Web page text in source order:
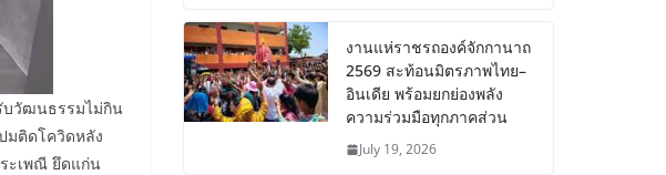
บวัฒนธรรมไม่กิน
มติดโควิดหลัง
ะเพณี ยึดแก่น
งานแห่ราชรถองค์จักกานาถ
2569 สะท้อนมิตรภาพไทย–
อินเดีย พร้อมยกย่องพลัง
ความร่วมมือทุกภาคส่วน
July 19, 2026